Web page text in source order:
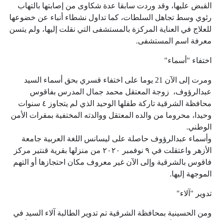
القبض عليها، وقد وردت سابقا عدة شكاوى من إصابتها بالتهاب
رئوي وسط تجاهل السلطات، كما تداول نشطاء أنباء عن خضوعها
للعلاج في العناية المركزة بالمستشفى التي نقلت إليها، ولم يتسن
معرفة اسم المستشفى.
اختفاء "أسماء"
ومرت إلى الآن 21 يوما على اختفاء قسري بحق أسماء السيد
عبدالرؤوف، زوجة المعتقل محمد جمال المدرس بفاقوس
محافظة الشرقية تاركة طفلها الوحيد الذي لم يتجاوز ٤ سنوات
وحيدا، محروما من والده المعتقل ووالدته المختفية بمقرات الأمن
الوطني.
وأسماء عبدالرؤوف حاصلة على ليسانس اللغة العربية جامعة
الأزهر واعتقلت في ٩ نوفمبر ٢٠٢٠ من منزلها بقرية قنتير مركز
فاقوس بالشرقية وإلى الآن غير معروف مكان احتجازها أو التهم
الموجهة إليها.
تدوير "آلاء"
ومن الحسينية بمحافظة الشرقية تم تدوير الطالبة آلاء السيد في